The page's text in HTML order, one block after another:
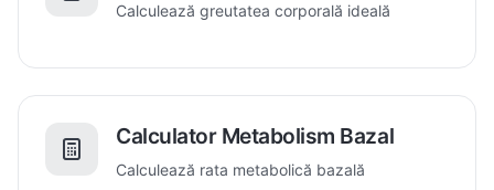
Calculează greutatea corporală ideală
Calculator Metabolism Bazal
Calculează rata metabolică bazală